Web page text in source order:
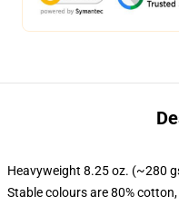
Heavyweight 8.25 oz. (~280
Stable colours are 80%